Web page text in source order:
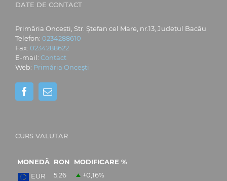
DATE DE CONTACT
Primăria Oncești, Str. Ștefan cel Mare, nr.13, Județul Bacău
Telefon: 0234288610
Fax: 0234288622
E-mail: Contact
Web: Primăria Oncești
CURS VALUTAR
MONEDĂ RON
MODIFICARE %
EUR
5,26 +0,16%